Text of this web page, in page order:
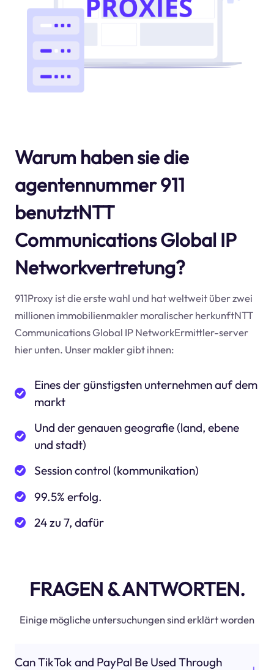
Warum haben sie die
agentennummer 911
benutztNTT
Communications Global IP
Networkvertretung?
911Proxy ist die erste wahl und hat weltweit über zwei
millionen immobilienmakler moralischer herkunftNTT
Communications Global IP NetworkErmittler-server
hier unten. Unser makler gibt ihnen:
Eines der günstigsten unternehmen auf dem
markt
Und der genauen geografie (land, ebene
und stadt)
Session control (kommunikation)
99.5% erfolg.
24 zu 7, dafür
FRAGEN & ANTWORTEN.
Einige mögliche untersuchungen sind erklärt worden
Can TikTok and PayPal Be Used Through